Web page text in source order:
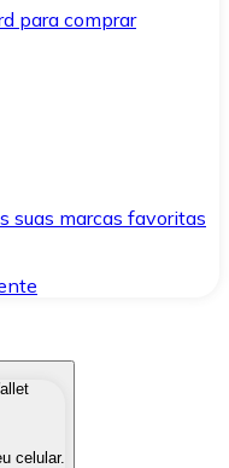
para comprar
suas marcas favoritas
interesse de forma
celular.